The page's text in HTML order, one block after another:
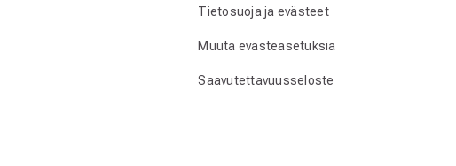
Tietosuoja ja evästeet
Muuta evästeasetuksia
Saavutettavuusseloste